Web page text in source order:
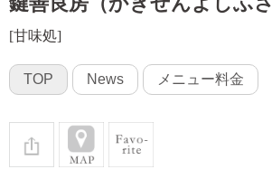
[甘味処]
TOP News メニュー料金